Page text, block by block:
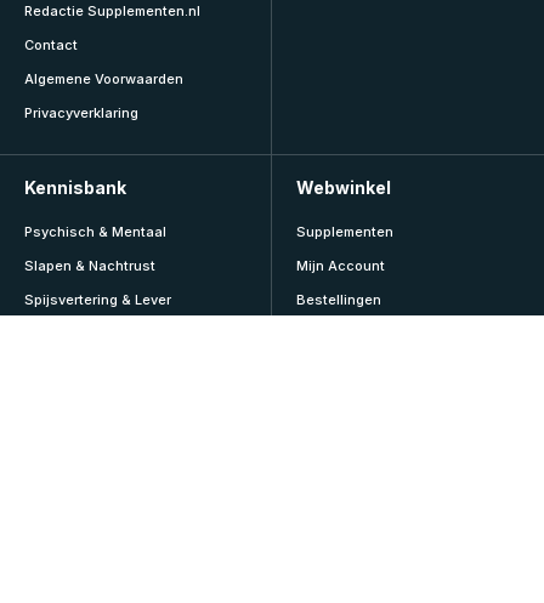
Redactie Supplementen.nl
Contact
Algemene Voorwaarden
Privacyverklaring
Kennisbank
Psychisch & Mentaal
Slapen & Nachtrust
Spijsvertering & Lever
Webwinkel
Supplementen
Mijn Account
Bestellingen